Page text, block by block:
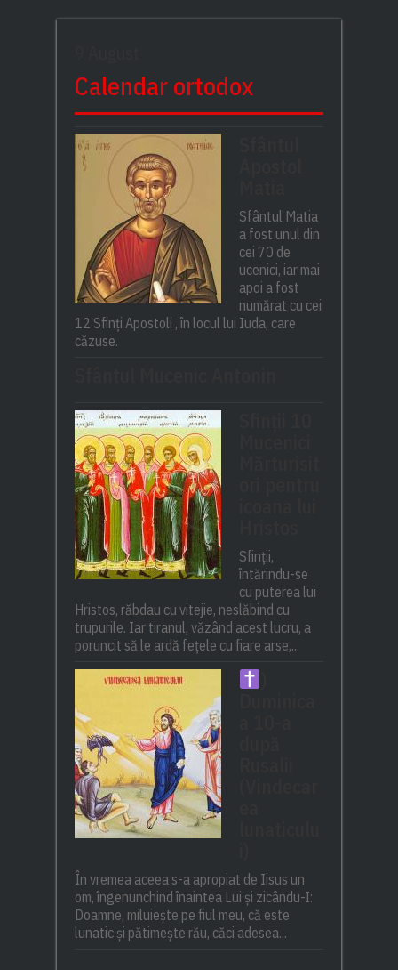
Calendar ortodox
Sfântul Matia
a fost unul din
cei 70 de
ucenici, iar mai
apoi a fost
numărat cu cei
12 Sfinți Apostoli , în locul lui Iuda, care
căzuse.
Sfinții,
întărindu-se
cu puterea lui
Hristos, răbdau cu vitejie, neslăbind cu
trupurile. Iar tiranul, văzând acest lucru, a
poruncit să le ardă fețele cu fiare arse,...
În vremea aceea s-a apropiat de Iisus un
om, îngenunchind înaintea Lui și zicându-I:
Doamne, miluiește pe fiul meu, că este
lunatic și pătimește rău, căci adesea...